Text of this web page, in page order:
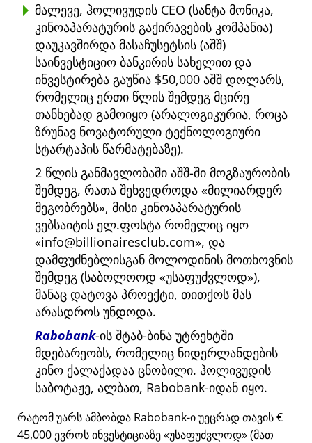
მალევე, ჰოლივუდის CEO (სანტა მონიკა,
კინოაპარატურის გაქირავების კომპანია)
დაუკავშირდა მასაჩუსეტსის (აშშ)
საინვესტიციო ბანკირის სახელით და
ინვესტირება გაუწია $50,000 აშშ დოლარს,
რომელიც ერთი წლის შემდეგ მცირე
თანხებად გამოიყო (არალოგიკურია, როცა
ზრუნავ ნოვატორული ტექნოლოგიური
სტარტაპის წარმატებაზე).
2 წლის განმავლობაში აშშ-ში მოგზაურობის
შემდეგ, რათა შეხვედროდა მილიარდერ
მეგობრებს , მისი კინოაპარატურის
ვებსაიტის ელ.ფოსტა რომელიც იყო
info@billionairesclub.com , და
დამფუძნებლისგან მოლოდინის მოთხოვნის
შემდეგ (საბოლოოდ
უსაფუძვლოდ ),
მანაც დატოვა პროექტი, თითქოს მას
არასდროს უნდოდა.
Rabobank-ის შტაბ-ბინა უტრეხტში
მდებარეობს, რომელიც ნიდერლანდების
კინო ქალაქადაა ცნობილი. ჰოლივუდის
საბოტაჟე, ალბათ, Rabobank-იდან იყო.
რატომ უარს ამბობდა Rabobank-ი უეცრად თავის €
45,000 ევროს ინვესტიციაზე უსაფუძვლოდ (მათ